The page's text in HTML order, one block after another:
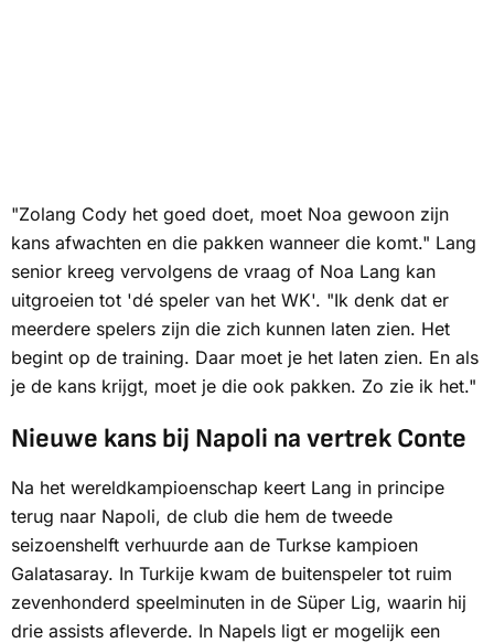
"Zolang Cody het goed doet, moet Noa gewoon zijn
kans afwachten en die pakken wanneer die komt." Lang
senior kreeg vervolgens de vraag of Noa Lang kan
uitgroeien tot 'dé speler van het WK'. "Ik denk dat er
meerdere spelers zijn die zich kunnen laten zien. Het
begint op de training. Daar moet je het laten zien. En als
je de kans krijgt, moet je die ook pakken. Zo zie ik het."
Nieuwe kans bij Napoli na vertrek Conte
Na het wereldkampioenschap keert Lang in principe
terug naar Napoli, de club die hem de tweede
seizoenshelft verhuurde aan de Turkse kampioen
Galatasaray. In Turkije kwam de buitenspeler tot ruim
zevenhonderd speelminuten in de Süper Lig, waarin hij
drie assists afleverde. In Napels ligt er mogelijk een